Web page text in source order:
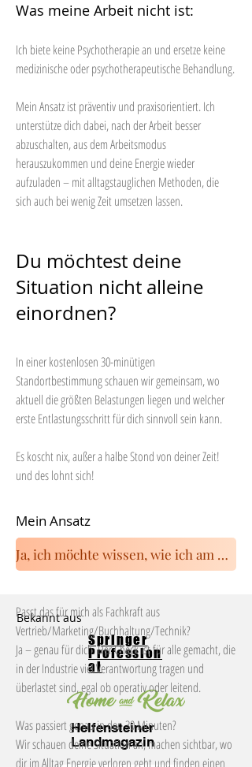
Was meine Arbeit nicht ist:
Ich biete keine Psychotherapie an und ersetze keine
medizinische oder psychotherapeutische Behandlung.
Mein Ansatz ist präventiv und praxisorientiert. Ich
unterstütze dich dabei, nach der Arbeit besser
abzuschalten, aus dem Arbeitsmodus
herauszukommen und deine Energie wieder
aufzuladen – mit alltagstauglichen Methoden, die
sich auch bei wenig Zeit umsetzen lassen.
Du möchtest deine
Situation nicht alleine
einordnen?
In einer kostenlosen 30-minütigen
Standortbestimmung schauen wir gemeinsam, wo
aktuell die größten Belastungen liegen und welcher
erste Entlastungsschritt für dich sinnvoll sein kann.
Es koscht nix, außer a halbe Stond von deiner Zeit!
und des lohnt sich!
Mein Ansatz
Ja, ich möchte wissen, wie ich am besten für meine Entlastung sorgen kann
Bekannt aus
Springer
Profession
al
Helfensteiner
Landmagazin
Passt das für mich als Fachkraft aus
Vertrieb/Marketing/Buchhaltung/Technik?
Ja – genau für dich. Der Check ist für alle gemacht, die
in der Industrie viel Verantwortung tragen und
überlastet sind, egal ob operativ oder leitend.
Was passiert genau in den 30 Minuten?
Wir schauen deine Situation an, machen sichtbar, wo
dir im Alltag Energie verloren geht und finden einen